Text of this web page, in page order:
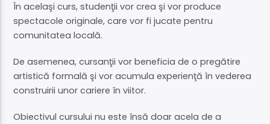
În acelaşi curs, studenţii vor crea şi vor produce
spectacole originale, care vor fi jucate pentru
comunitatea locală.
De asemenea, cursanţii vor beneficia de o pregătire
artistică formală şi vor acumula experienţă în vederea
construirii unor cariere în viitor.
Obiectivul cursului nu este însă doar acela de a